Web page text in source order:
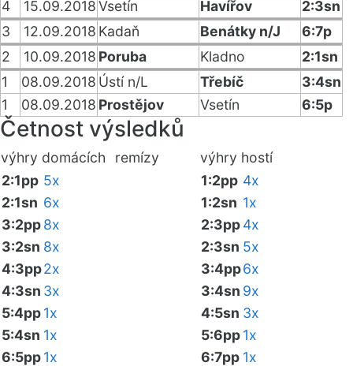
4
15.09.2018Vsetín Havířov
2:3sn
3
12.09.2018 Kadaň Benátky n/J
6:7p
2
10.09.2018 Poruba Kladno
2:1sn
1
08.09.2018 Ústí n/L Třebíč
3:4sn
1
08.09.2018 Prostějov Vsetín 6:5p
Četnost výsledků
výhry domácích remízy výhry hostí
2:1pp 5x
2:1sn 6x
3:2pp8x
3:2sn 8x
4:3pp2x
4:3sn 3x
5:4pp1x
5:4sn 1x
6:5pp1x
1:2pp 4x
1:2sn 1x
2:3pp4x
2:3sn 5x
3:4pp6x
3:4sn 9x
4:5sn 3x
5:6pp1x
6:7pp 1x